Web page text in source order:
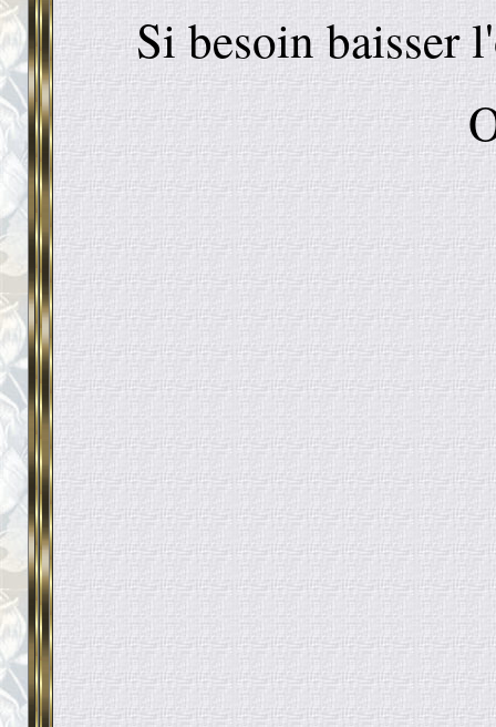
Si besoin baisser